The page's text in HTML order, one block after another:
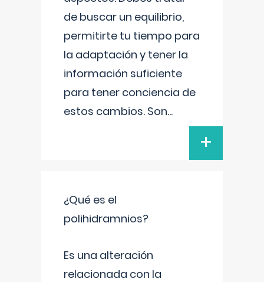
de buscar un equilibrio,
permitirte tu tiempo para
la adaptación y tener la
información suficiente
para tener conciencia de
estos cambios. Son...
+
¿Qué es el
polihidramnios?
Es una alteración
relacionada con la